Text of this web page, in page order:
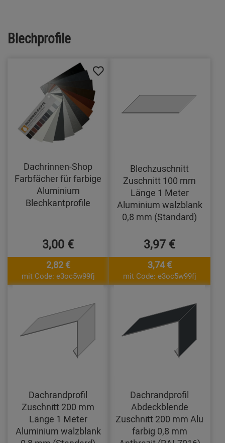
Blechprofile
Dachrinnen-Shop
Farbfächer für farbige
Aluminium
Blechkantprofile
3,00 €
2,82 €
mit Code: e3oc5w99fj
Blechzuschnitt
Zuschnitt 100 mm
Länge 1 Meter
Aluminium walzblank
0,8 mm (Standard)
3,97 €
3,74 €
mit Code: e3oc5w99fj
Dachrandprofil
Zuschnitt 200 mm
Länge 1 Meter
Aluminium walzblank
Dachrandprofil
Abdeckblende
Zuschnitt 200 mm Alu
farbig 0,8 mm